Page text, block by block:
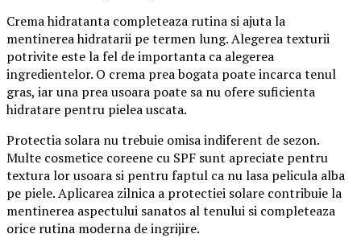
Crema hidratanta completeaza rutina si ajuta la
mentinerea hidratarii pe termen lung. Alegerea texturii
potrivite este la fel de importanta ca alegerea
ingredientelor. O crema prea bogata poate incarca tenul
gras, iar una prea usoara poate sa nu ofere suficienta
hidratare pentru pielea uscata.
Protectia solara nu trebuie omisa indiferent de sezon.
Multe cosmetice coreene cu SPF sunt apreciate pentru
textura lor usoara si pentru faptul ca nu lasa pelicula alba
pe piele. Aplicarea zilnica a protectiei solare contribuie la
mentinerea aspectului sanatos al tenului si completeaza
orice rutina moderna de ingrijire.